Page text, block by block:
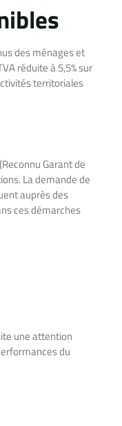
des ménages et
réduite à 5,5% sur
territoriales
Garant de
La demande de
auprès des
ces démarches
une attention
du